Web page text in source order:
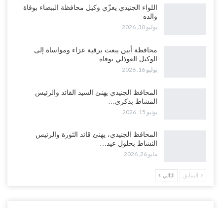
تعميد الشهادات يشعل غضباً واسعاً..!
ملفات المال والنفط..!
النفط تلتف حول أفريقيا وسفن تعلن: “لا توجد شحنة…
مليون برميل يشعل غضب حضرموت..!
مدير مكتب العليمي يقدم استقالته.. والخلافات تعصف بالرئاسي وصراع
اللواء الجنيدي يعزّي وكيل محافظة الببضاء بوفاة
والده
يوليو 30, 2026
محافظة أبين يبعث برقية عزاء ومواساة إلى
الوكيل العوذلي بوفاة…
يوليو 16, 2026
المحافظ الجنيدي يهنئ السيد القائد والرئيس
المشاط بذكرى…
يونيو 15, 2026
المحافظ الجنيدي، يهنئ قائد الثورة والرئيس
النشاط بحلول عيد…
مايو 26, 2026
السابق التالي